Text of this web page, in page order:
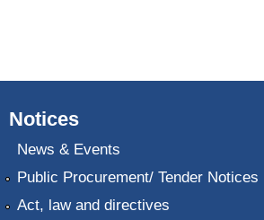
Notices
News & Events
Public Procurement/ Tender Notices
Act, law and directives